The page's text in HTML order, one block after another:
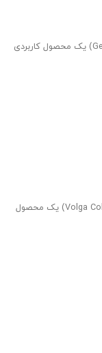
اسپری ضد باران گتسان (Getsun Rain-Proof Radical Coat) یک محصول کاربردی
اسپری رنگ ولگا – معرفی و ویژگی‌ها اسپری رنگ ولگا (Volga Color) یک محصول